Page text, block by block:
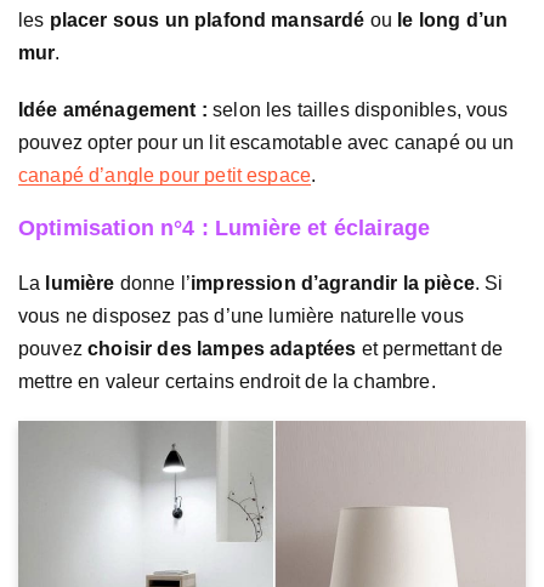
les placer sous un plafond mansardé ou le long d’un
mur.
Idée aménagement : selon les tailles disponibles, vous
pouvez opter pour un lit escamotable avec canapé ou un
canapé d’angle pour petit espace.
Optimisation n°4 : Lumière et éclairage
La lumière donne l’impression d’agrandir la pièce. Si
vous ne disposez pas d’une lumière naturelle vous
pouvezchoisir des lampes adaptées et permettant de
mettre en valeur certains endroit de la chambre.